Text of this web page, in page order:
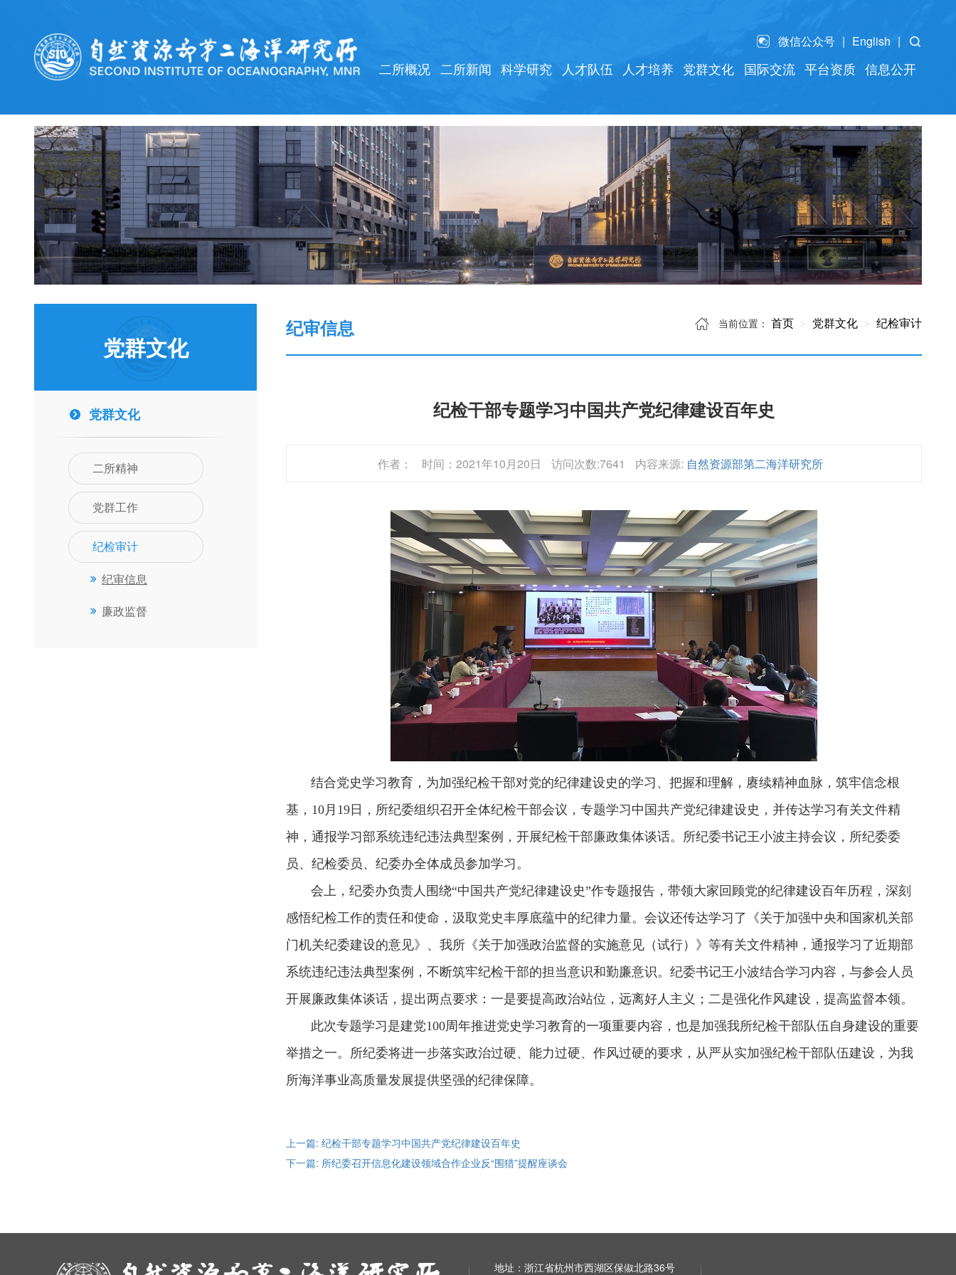
微信公众号 English
二所概况 二所新闻 科学研究 人才队伍 人才培养 党群文化 国际交流 平台资质 信息公开
党群文化
党群文化
二所精神
党群工作
纪检审计
纪审信息
廉政监督
纪审信息 当前位置： 首页 党群文化 纪检审计
纪检干部专题学习中国共产党纪律建设百年史
作者： 时间：2021年10月20日 访问次数:7641 内容来源: 自然资源部第二海洋研究所
结合党史学习教育，为加强纪检干部对党的纪律建设史的学习、把握和理解，赓续精神血脉，筑牢信念根
基，10月19日，所纪委组织召开全体纪检干部会议，专题学习中国共产党纪律建设史，并传达学习有关文件精
神，通报学习部系统违纪违法典型案例，开展纪检干部廉政集体谈话。所纪委书记王小波主持会议，所纪委委
员、纪检委员、纪委办全体成员参加学习。
会上，纪委办负责人围绕“中国共产党纪律建设史”作专题报告，带领大家回顾党的纪律建设百年历程，深刻
感悟纪检工作的责任和使命，汲取党史丰厚底蕴中的纪律力量。会议还传达学习了《关于加强中央和国家机关部
门机关纪委建设的意见》、我所《关于加强政治监督的实施意见（试行）》等有关文件精神，通报学习了近期部
系统违纪违法典型案例，不断筑牢纪检干部的担当意识和勤廉意识。纪委书记王小波结合学习内容，与参会人员
开展廉政集体谈话，提出两点要求：一是要提高政治站位，远离好人主义；二是强化作风建设，提高监督本领。
此次专题学习是建党100周年推进党史学习教育的一项重要内容，也是加强我所纪检干部队伍自身建设的重要
举措之一。所纪委将进一步落实政治过硬、能力过硬、作风过硬的要求，从严从实加强纪检干部队伍建设，为我
所海洋事业高质量发展提供坚强的纪律保障。
上一篇: 纪检干部专题学习中国共产党纪律建设百年史
下一篇: 所纪委召开信息化建设领域合作企业反“围猎”提醒座谈会
地址：浙江省杭州市西湖区保俶北路36号